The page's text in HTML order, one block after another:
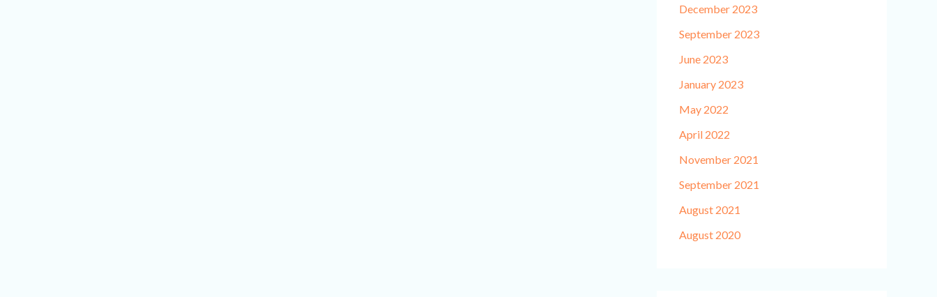
December 2023
September 2023
June 2023
January 2023
May 2022
April 2022
November 2021
September 2021
August 2021
August 2020